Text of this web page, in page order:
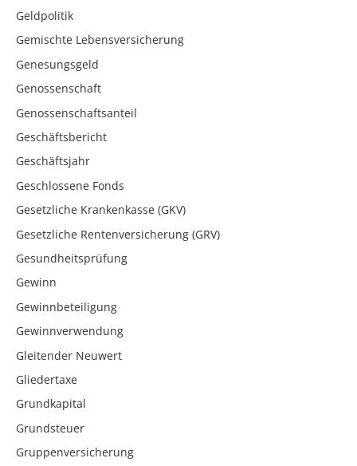
Geldpolitik
Gemischte Lebensversicherung
Genesungsgeld
Genossenschaft
Genossenschaftsanteil
Geschäftsbericht
Geschäftsjahr
Geschlossene Fonds
Gesetzliche Krankenkasse (GKV)
Gesetzliche Rentenversicherung (GRV)
Gesundheitsprüfung
Gewinn
Gewinnbeteiligung
Gewinnverwendung
Gleitender Neuwert
Gliedertaxe
Grundkapital
Grundsteuer
Gruppenversicherung